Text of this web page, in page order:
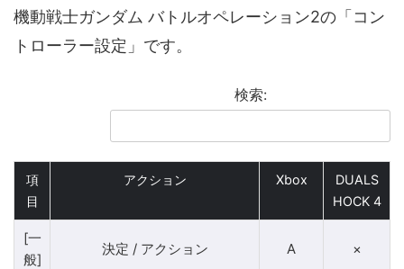
機動戦士ガンダム バトルオペレーション2の「コン
トローラー設定」です。
検索:
項
目
アクション Xbox
DUALS
HOCK 4
[一
般]
決定 / アクション A ×